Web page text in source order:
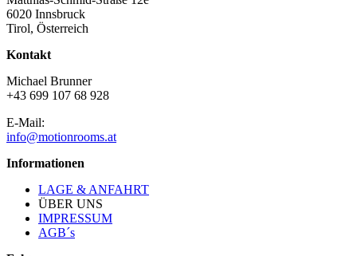
6020 Innsbruck
Tirol, Österreich
Kontakt
Michael Brunner
+43 699 107 68 928
E-Mail:
info@motionrooms.at
Informationen
LAGE & ANFAHRT
ÜBER UNS
IMPRESSUM
AGB´s